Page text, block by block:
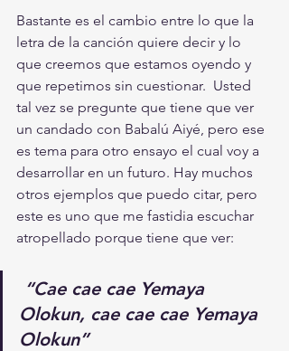
Bastante es el cambio entre lo que la
letra de la canción quiere decir y lo
que creemos que estamos oyendo y
que repetimos sin cuestionar.  Usted
tal vez se pregunte que tiene que ver
un candado con Babalú Aiyé, pero ese
es tema para otro ensayo el cual voy a
desarrollar en un futuro. Hay muchos
otros ejemplos que puedo citar, pero
este es uno que me fastidia escuchar
atropellado porque tiene que ver:
“Cae cae cae Yemaya
Olokun, cae cae cae Yemaya
Olokun”